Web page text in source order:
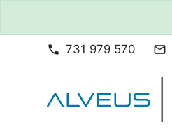
phone 731 979 570 mail_outline